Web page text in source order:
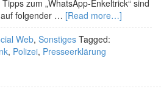
zum „WhatsApp-Enkeltrick“ sind
folgender … [Read more…]
Web, Sonstiges Tagged:
, Polizei, Presseerklärung